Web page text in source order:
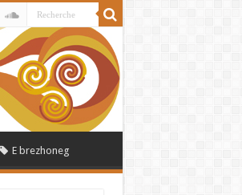
E brezhoneg